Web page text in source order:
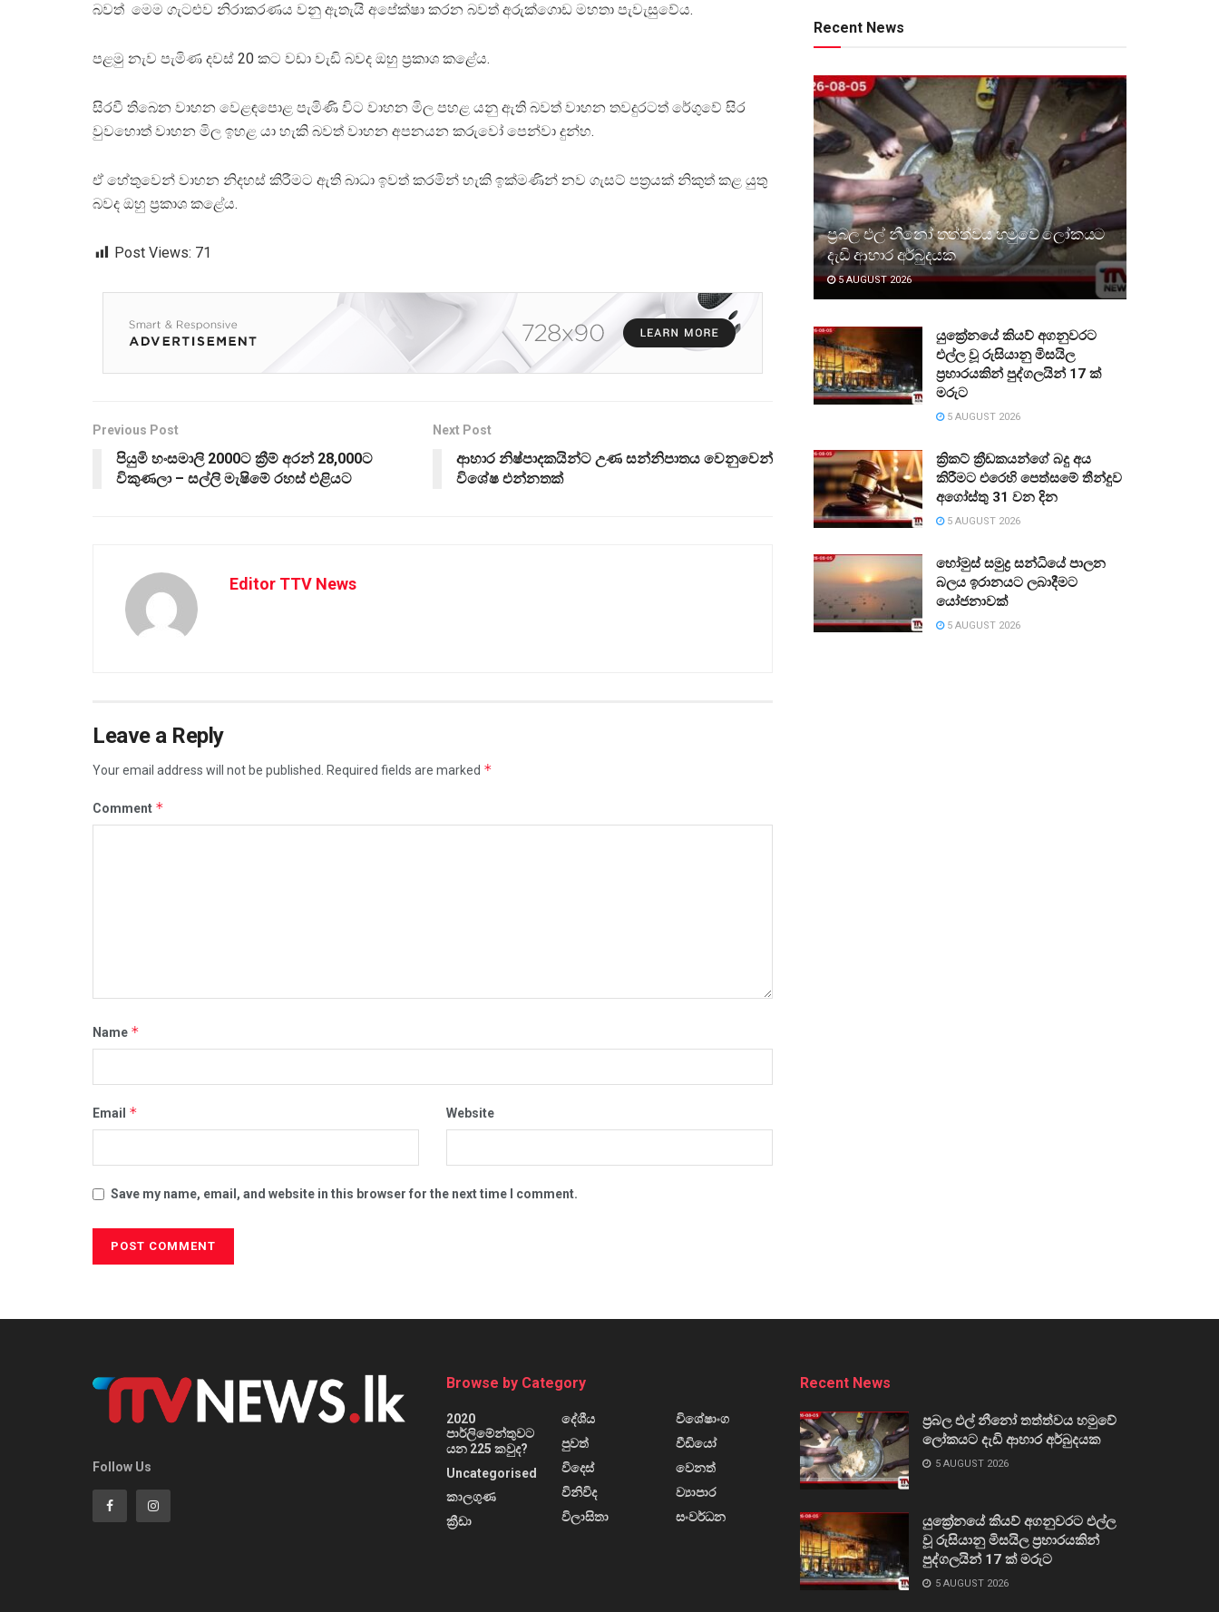
බවත් මෙම ගැටළුව නිරාකරණය වනු ඇතැයි අපේක්ෂා කරන බවත් අරුක්ගොඩ මහතා පැවැසුවේය.
පළමු නැව පැමිණ දවස් 20 කට වඩා වැඩි බවද ඔහු ප්‍රකාශ කළේය.
සිරවී තිබෙන වාහන වෙළඳපොළ පැමිණි විට වාහන මිල පහළ යනු ඇති බවත් වාහන තවදුරටත් රේගුවේ සිර
වුවහොත් වාහන මිල ඉහළ යා හැකි බවත් වාහන අපනයන කරුවෝ පෙන්වා දුන්හ.
ඒ හේතුවෙන් වාහන නිදහස් කිරීමට ඇති බාධා ඉවත් කරමින් හැකි ඉක්මණින් නව ගැසට් පත්‍රයක් නිකුත් කළ යුතු
බවද ඔහු ප්‍රකාශ කළේය.
Post Views: 71
Previous Post
පියුමි හංසමාලි 2000ට ක්‍රීම් අරන් 28,000ට
විකුණලා – සල්ලි මැෂිමේ රහස් එළියට
Next Post
ආහාර නිෂ්පාදකයින්ට උණ සන්නිපාතය වෙනුවෙන්
විශේෂ එන්නතක්
Editor TTV News
Leave a Reply
Your email address will not be published. Required fields are marked *
Comment *
Name *
Email * Website
Save my name, email, and website in this browser for the next time I comment.
Recent News
ප්‍රබල එල් නීනෝ තත්ත්වය හමුවේ ලෝකයට
දැඩි ආහාර අර්බුදයක
5 AUGUST 2026
යුක්‍රේනයේ කියව් අගනුවරට
එල්ල වූ රුසියානු මිසයිල
ප්‍රහාරයකින් පුද්ගලයින් 17 ක්
මරුට
5 AUGUST 2026
ක්‍රිකට් ක්‍රීඩකයන්ගේ බදු අය
කිරීමට එරෙහි පෙත්සමේ තීන්දුව
අගෝස්තු 31 වන දින
5 AUGUST 2026
හෝමුස් සමුද්‍ර සන්ධියේ පාලන
බලය ඉරානයට ලබාදීමට
යෝජනාවක්
5 AUGUST 2026
Follow Us
Browse by Category
2020
පාර්ලිමේන්තුවට
යන 225 කවුද?
Uncategorised
කාලගුණ
ක්‍රීඩා
දේශීය
පුවත්
විදෙස්
විනිවිද
විලාසිතා
විශේෂාංග
වීඩියෝ
වෙනත්
ව්‍යාපාර
සංවර්ධන
Recent News
ප්‍රබල එල් නීනෝ තත්ත්වය හමුවේ
ලෝකයට දැඩි ආහාර අර්බුදයක
5 AUGUST 2026
යුක්‍රේනයේ කියව් අගනුවරට එල්ල
වූ රුසියානු මිසයිල ප්‍රහාරයකින්
පුද්ගලයින් 17 ක් මරුට
5 AUGUST 2026